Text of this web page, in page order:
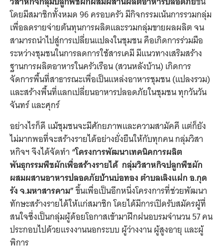
โดยมีสมาชิกทั้งหมด 96 ครอบครัว มีกิจกรรมเน้นการรวมกลุ่ม
เพื่อลดรายจ่ายต้นทุนการผลิตและรวมกลุ่มขายผลผลิต จน
สามารถนำไปสู่การเปลี่ยนแปลงในชุมชน คือเกิดการร่วมมือ
ระหว่างชุมชนในการลดการใช้สารเคมี มีแนวทางเสริมสร้าง
ฐานการผลิตอาหารในครัวเรือน (สวนหลังบ้าน) เกิดการ
จัดการพื้นที่สาธารณะเพื่อเป็นแหล่งอาหารชุมชน (แปลงรวม)
และสร้างพื้นที่แลกเปลี่ยนอาหารปลอดภัยในชุมชน ทุกวันวัน
จันทร์ และศุกร์
อย่างไรก็ดี แม้ชุมชนจะมีศักยภาพและความสามัคคี แต่ก็ยัง
ไม่มากพอที่จะสร้างรายได้อย่างยั่งยืนให้กับทุกคน กลุ่มวิสา
หกิจฯ จึงได้จัดทำ “โครงการพัฒนาเทคนิคการผลิต
พันธุกรรมพืชผักเพื่อสร้างรายได้ กลุ่มวิสาหกิจปลูกพืชผัก
ผสมผสานอาหารปลอดภัยบ้านบ่อทอง ตำบลเลิงแฝก อ.กุด
รัง จ.มหาสารคาม”ขึ้นเพื่อเป็นอีกหนึ่งโครงการที่ช่วยพัฒนา
ทักษะสร้างรายได้ให้แก่สมาชิก โดยได้มีการเปิดรับสมัครผู้ที่
สนใจซึ่งเป็นกลุ่มผู้ด้อยโอกาสเข้ามาฝึกฝนอบรมจำนวน57คน
ประกอบไปด้วยแรงงานนอกระบบ ผู้ว่างงาน ผู้สูงอายุ และผู้
พิการ